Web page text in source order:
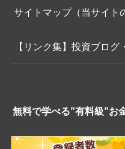
サイトマップ（当サイト
【リンク集】投資ブログ
無料で学べる”有料級”お